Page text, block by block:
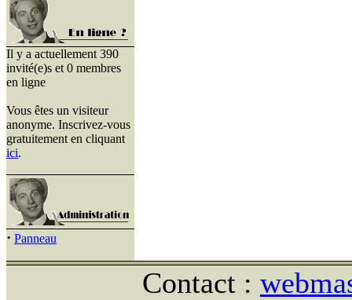
Il y a actuellement 390
invité(e)s et 0 membres
en ligne
Vous êtes un visiteur
anonyme. Inscrivez-vous
gratuitement en cliquant
ici.
· Panneau
Contact :